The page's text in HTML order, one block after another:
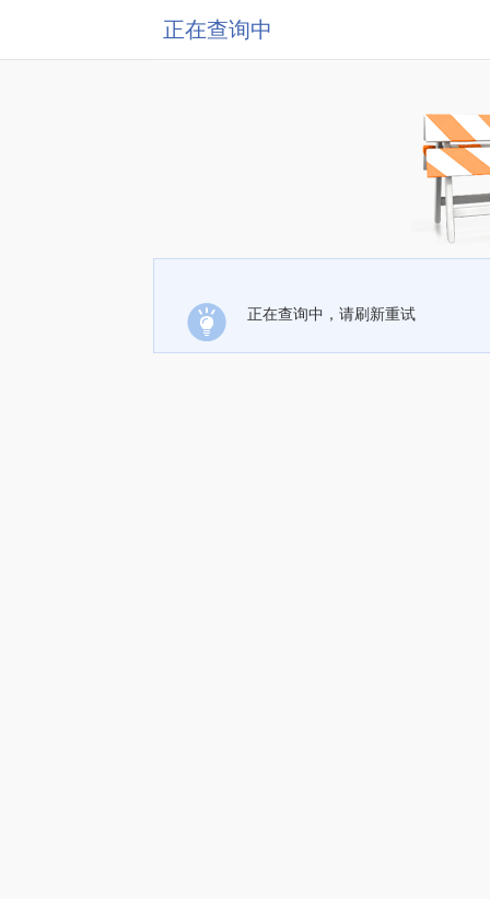
正在查询中
正在查询中，请刷新重试